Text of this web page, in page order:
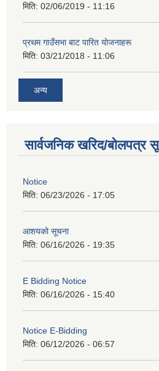
मिति: 02/06/2019 - 11:16
प्रथम गाउँसभा बाट पारित याेजनाहरू
मिति: 03/21/2018 - 11:06
अन्य
सार्वजनिक खरिद/बोलपत्र
Notice
मिति: 06/23/2026 - 17:05
आशयको सूचना
मिति: 06/16/2026 - 19:35
E Bidding Notice
मिति: 06/16/2026 - 15:40
Notice E-Bidding
मिति: 06/12/2026 - 06:57